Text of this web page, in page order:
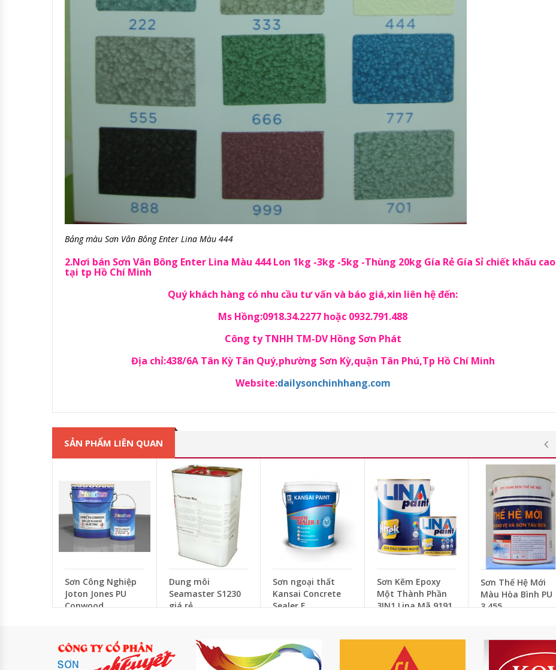
Bảng màu Sơn Vân Bông Enter Lina Màu 444
2.Nơi bán Sơn Vân Bông Enter Lina Màu 444 Lon 1kg -3kg -5kg -Thùng 20kg Gía Rẻ Gía Sỉ chiết khấu cao
tại tp Hồ Chí Minh
Quý khách hàng có nhu cầu tư vấn và báo giá,xin liên hệ đến:
Ms Hồng:0918.34.2277 hoặc 0932.791.488
Công ty TNHH TM-DV Hồng Sơn Phát
Địa chỉ:438/6A Tân Kỳ Tân Quý,phường Sơn Kỳ,quận Tân Phú,Tp Hồ Chí Minh
Website:dailysonchinhhang.com
SẢN PHẨM LIÊN QUAN
Sơn Công Nghiệp
Joton Jones PU
Conwood
Dung môi
Seamaster S1230
giá rẻ
Sơn ngoại thất
Kansai Concrete
Sealer E
Sơn Kẽm Epoxy
Một Thành Phần
3IN1 Lina Mã 9191
Sơn Thế Hệ Mới
Màu Hòa Bình PU
3.455